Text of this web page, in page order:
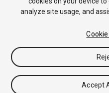
analyze site usage, and
Accept